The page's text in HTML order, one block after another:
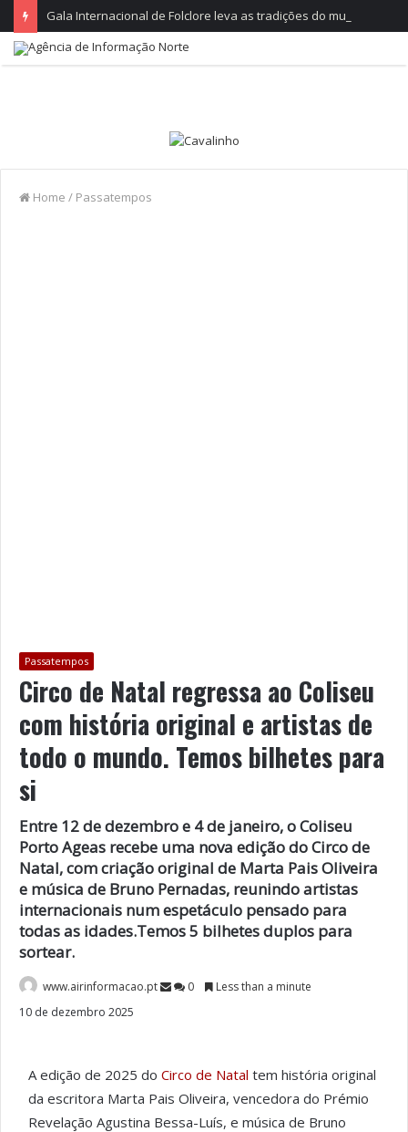
Home / Passatempos
Passatempos
Circo de Natal regressa ao Coliseu
com história original e artistas de
todo o mundo. Temos bilhetes para
si
Entre 12 de dezembro e 4 de janeiro, o Coliseu
Porto Ageas recebe uma nova edição do Circo de
Natal, com criação original de Marta Pais Oliveira
e música de Bruno Pernadas, reunindo artistas
internacionais num espetáculo pensado para
todas as idades.Temos 5 bilhetes duplos para
sortear.
www.airinformacao.pt 0
Less than a minute
10 de dezembro 2025
A edição de 2025 do Circo de Natal tem história original
da escritora Marta Pais Oliveira, vencedora do Prémio
Revelação Agustina Bessa-Luís, e música de Bruno